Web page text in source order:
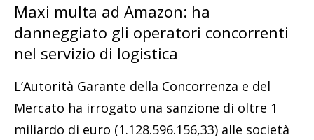
Maxi multa ad Amazon: ha
danneggiato gli operatori concorrenti
nel servizio di logistica
L’Autorità Garante della Concorrenza e del
Mercato ha irrogato una sanzione di oltre 1
miliardo di euro (1.128.596.156,33) alle società